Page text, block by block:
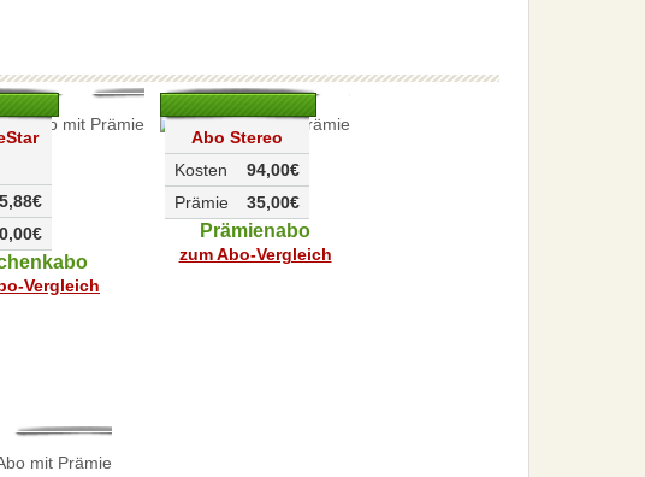
Vergleich
Abo Stereo
94,00€
Kosten
35,00€
Prämie
Prämienabo
zum Abo-Vergleich